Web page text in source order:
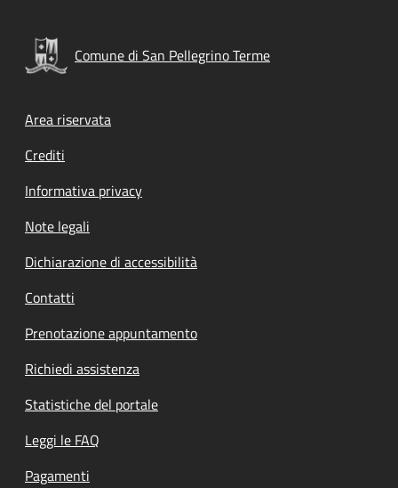
Comune di San Pellegrino Terme
Footer menu
Area riservata
Crediti
Informativa privacy
Note legali
Dichiarazione di accessibilità
Contatti
Prenotazione appuntamento
Richiedi assistenza
Statistiche del portale
Leggi le FAQ
Pagamenti